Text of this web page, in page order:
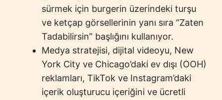
sürmek için burgerin üzerindeki turşu
ve ketçap görsellerinin yanı sıra “Zaten
Tadabilirsin” başlığını kullanıyor.
Medya stratejisi, dijital videoyu, New
York City ve Chicago’daki ev dışı (OOH)
reklamları, TikTok ve Instagram’daki
içerik oluşturucu içeriğini ve ücretli